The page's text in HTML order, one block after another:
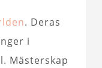
. Deras
i
Mästerskap